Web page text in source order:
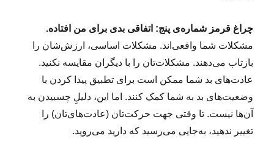
چراغ قرمز شماره‌ی پنج: اتفاقی بدی برای من افتاده.
مشکلات شما واقعی‌اند. مشکلات اساسی، ارزش‌شان را
بازتاب می‌دهند. مشکلات‌‌تان را با دیگران مقایسه نکنید.
عادت‌های بد شما ممکن است برای تطبیق پیدا کردن با
وضعیت‌های بد به شما کمک کنند. اما این، دلیلِ چسبیدن به
آن‌ها نیست. تا وقتی جهت حرکت‌تان (عادت‌‌های‌تان) را
تغییر ندهید، به‌جایی می‌رسید که دارید می‌روید.